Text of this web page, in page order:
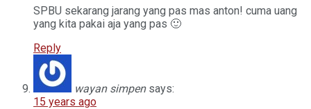
SPBU sekarang jarang yang pas mas anton! cuma uang
yang kita pakai aja yang pas 🙂
Reply
wayan simpen says:
15 years ago